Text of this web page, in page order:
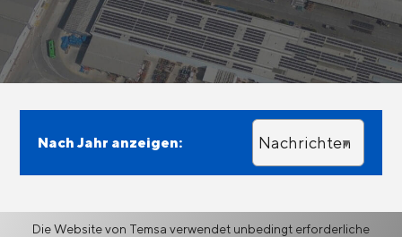
Nach Jahr anzeigen: Nachrichten
Die Website von Temsa verwendet unbedingt erforderliche